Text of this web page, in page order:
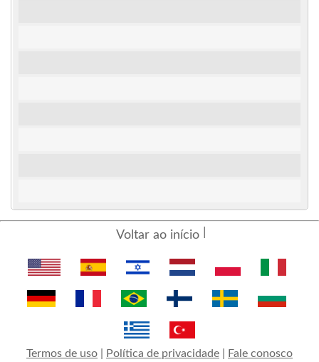
Voltar ao início
Termos de uso Política de privacidade Fale conosco